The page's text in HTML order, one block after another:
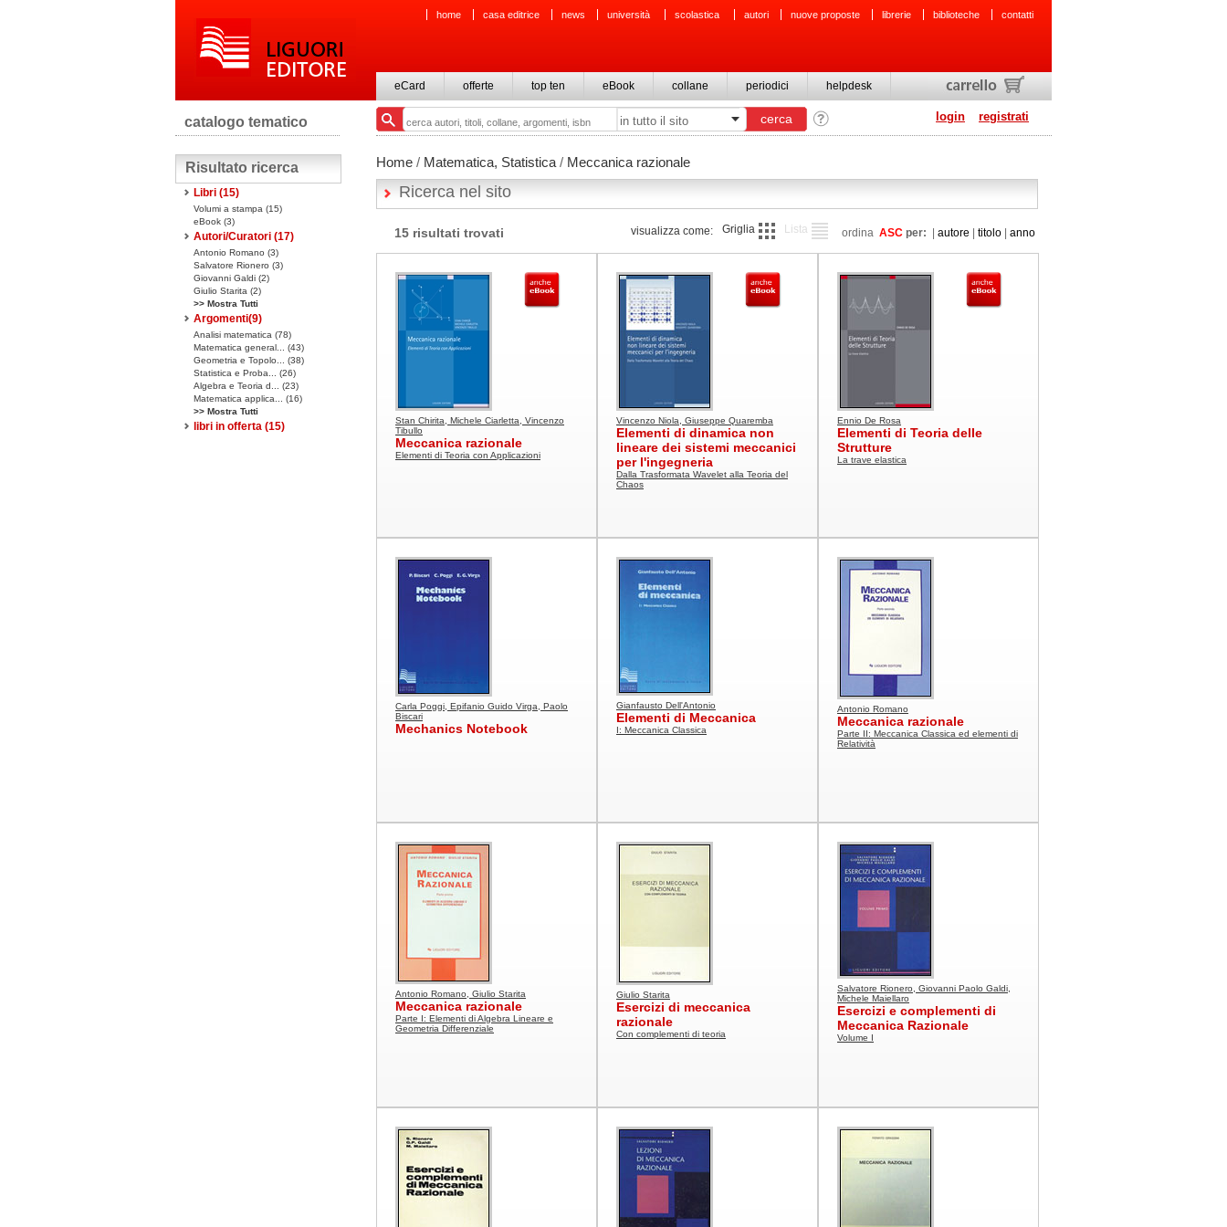
home casa editrice news università scolastica autori nuove proposte librerie biblioteche contatti
eCard offerte top ten eBook collane periodici helpdesk
login registrati
catalogo tematico
Risultato ricerca
Libri (15)
Volumi a stampa (15)
eBook (3)
Autori/Curatori (17)
Antonio Romano (3)
Salvatore Rionero (3)
Giovanni Galdi (2)
Giulio Starita (2)
>> Mostra Tutti
Argomenti(9)
Analisi matematica (78)
Matematica general... (43)
Geometria e Topolo... (38)
Statistica e Proba... (26)
Algebra e Teoria d... (23)
Matematica applica... (16)
>> Mostra Tutti
libri in offerta (15)
Home / Matematica, Statistica / Meccanica razionale
Ricerca nel sito
15 risultati trovati visualizza come: Griglia Lista ordina ASC per: autore titolo anno
Stan Chirita, Michele Ciarletta, Vincenzo
Tibullo
Meccanica razionale
Elementi di Teoria con Applicazioni
Vincenzo Niola, Giuseppe Quaremba
Elementi di dinamica non
lineare dei sistemi meccanici
per l'ingegneria
Dalla Trasformata Wavelet alla Teoria del
Chaos
Ennio De Rosa
Elementi di Teoria delle
Strutture
La trave elastica
Carla Poggi, Epifanio Guido Virga, Paolo
Biscari
Mechanics Notebook
Gianfausto Dell'Antonio
Elementi di Meccanica
I: Meccanica Classica
Antonio Romano
Meccanica razionale
Parte II: Meccanica Classica ed elementi di
Relatività
Antonio Romano, Giulio Starita
Meccanica razionale
Parte I: Elementi di Algebra Lineare e
Geometria Differenziale
Giulio Starita
Esercizi di meccanica
razionale
Con complementi di teoria
Salvatore Rionero, Giovanni Paolo Galdi,
Michele Maiellaro
Esercizi e complementi di
Meccanica Razionale
Volume I